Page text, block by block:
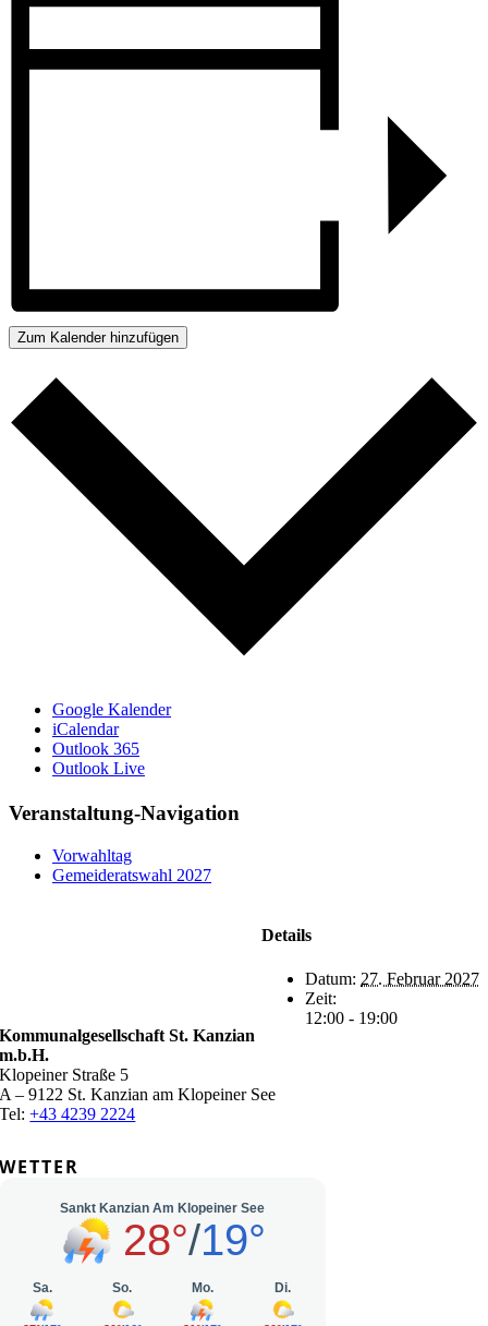
Zum Kalender hinzufügen
Google Kalender
iCalendar
Outlook 365
Outlook Live
Veranstaltung-Navigation
Vorwahltag
Gemeideratswahl 2027
Details
Datum: 27. Februar 2027
Zeit:
12:00 - 19:00
Kommunalgesellschaft St. Kanzian
m.b.H.
Klopeiner Straße 5
A – 9122 St. Kanzian am Klopeiner See
Tel:+43 4239 2224
WETTER